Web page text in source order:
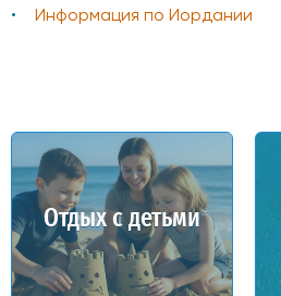
Информация по Иордании
Отдых с детьми